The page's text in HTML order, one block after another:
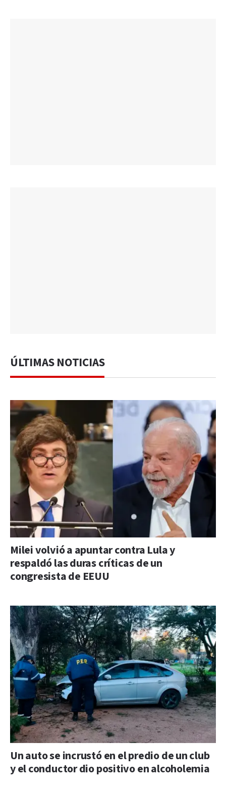
ÚLTIMAS NOTICIAS
Milei volvió a apuntar contra Lula y
respaldó las duras críticas de un
congresista de EEUU
Un auto se incrustó en el predio de un club
y el conductor dio positivo en alcoholemia